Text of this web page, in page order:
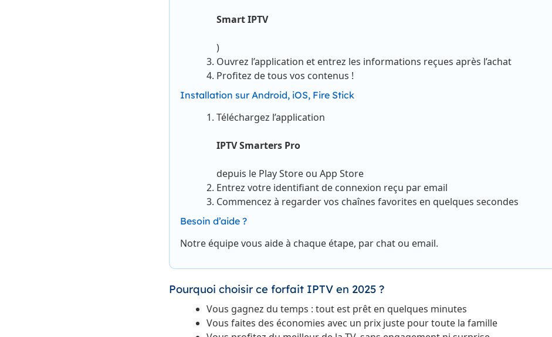
Smart IPTV
)
Ouvrez l’application et entrez les informations reçues après l’achat
Profitez de tous vos contenus !
Installation sur Android, iOS, Fire Stick
Téléchargez l’application
IPTV Smarters Pro
depuis le Play Store ou App Store
Entrez votre identifiant de connexion reçu par email
Commencez à regarder vos chaînes favorites en quelques secondes
Besoin d’aide ?
Notre équipe vous aide à chaque étape, par chat ou email.
Pourquoi choisir ce forfait IPTV en 2025 ?
Vous gagnez du temps : tout est prêt en quelques minutes
Vous faites des économies avec un prix juste pour toute la famille